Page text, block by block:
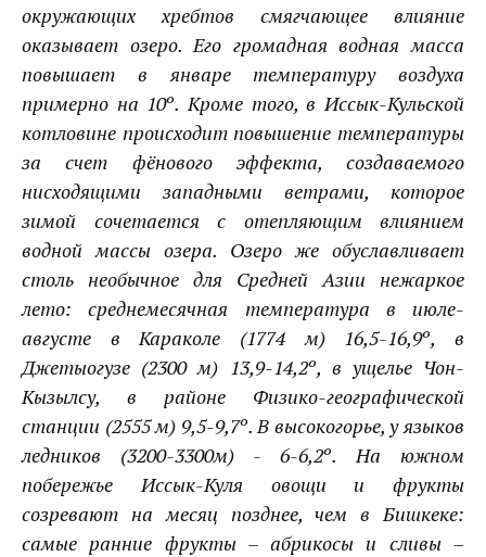
окружающих хребтов смягчающее влияние
оказывает озеро. Его громадная водная масса
повышает в январе температуру воздуха
примерно на 10º. Кроме того, вИссык-Кульской
котловине происходит повышение температуры
за счет фёнового эффекта, создаваемого
нисходящими западными ветрами, которое
зимой сочетается с отепляющим влиянием
водной массы озера. Озеро же обуславливает
столь необычное для Средней Азии нежаркое
лето: среднемесячная температура в июле-
августе вКараколе (1774 м) 16,5-16,9º, в
Джетыогузе (2300 м) 13,9-14,2º, в ущелье Чон-
Кызылсу, в районе Физико-географической
станции (2555 м) 9,5-9,7º. В высокогорье, у языков
ледников (3200-3300м) - 6-6,2º. На южном
побережьеИссык-Куля овощи и фрукты
созревают на месяц позднее, чем вБишкеке:
самые ранние фрукты – абрикосы и сливы –